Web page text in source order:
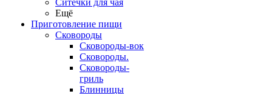
Ситечки для чая
Ещё
Приготовление пищи
Сковороды
Сковороды-вок
Сковороды.
Сковороды-
гриль
Блинницы